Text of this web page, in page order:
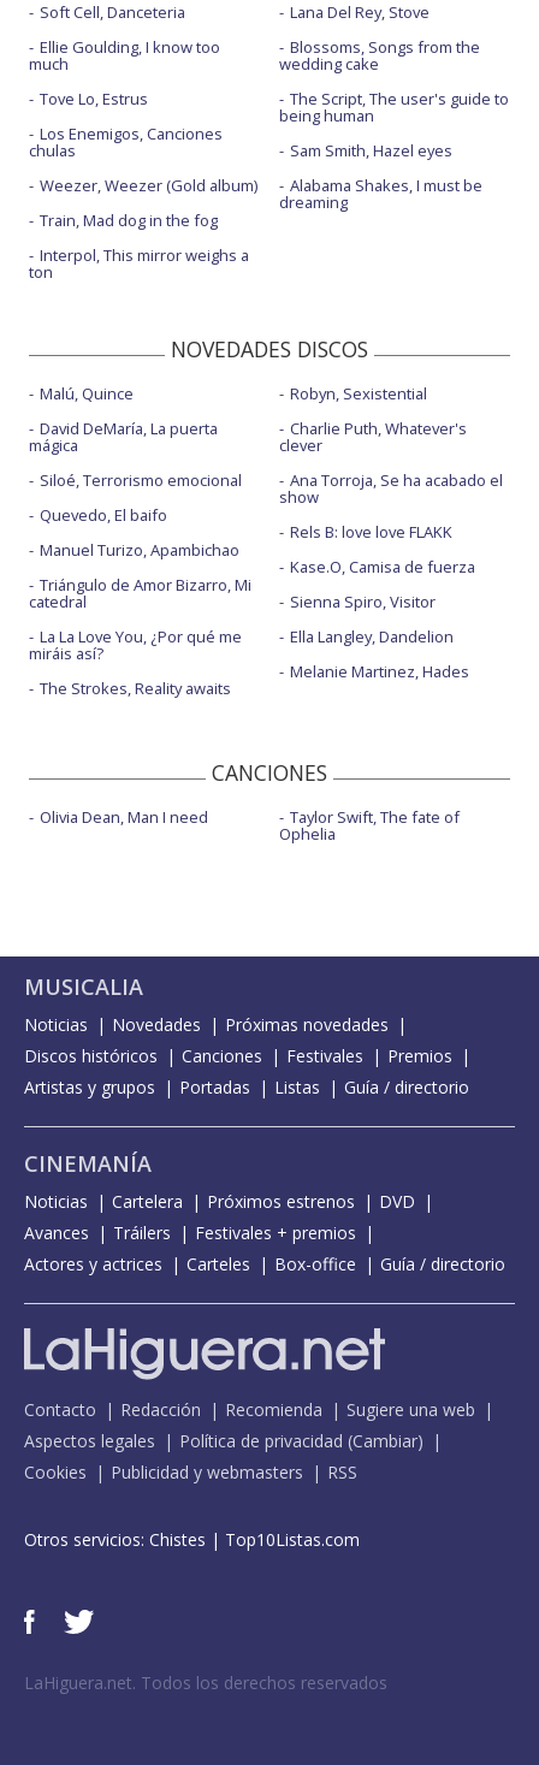
Soft Cell, Danceteria
Ellie Goulding, I know too
much
Tove Lo, Estrus
Los Enemigos, Canciones
chulas
Weezer, Weezer (Gold album)
Train, Mad dog in the fog
Interpol, This mirror weighs a
ton
Lana Del Rey, Stove
Blossoms, Songs from the
wedding cake
The Script, The user's guide to
being human
Sam Smith, Hazel eyes
Alabama Shakes, I must be
dreaming
NOVEDADES DISCOS
Malú, Quince
David DeMaría, La puerta
mágica
Siloé, Terrorismo emocional
Quevedo, El baifo
Manuel Turizo, Apambichao
Triángulo de Amor Bizarro, Mi
catedral
La La Love You, ¿Por qué me
miráis así?
The Strokes, Reality awaits
Robyn, Sexistential
Charlie Puth, Whatever's
clever
Ana Torroja, Se ha acabado el
show
Rels B: love love FLAKK
Kase.O, Camisa de fuerza
Sienna Spiro, Visitor
Ella Langley, Dandelion
Melanie Martinez, Hades
CANCIONES
Olivia Dean, Man I need Taylor Swift, The fate of
Ophelia
MUSICALIA
Noticias Novedades
Próximas novedades
Discos históricos
Canciones Festivales
Premios
Artistas y grupos
Portadas Listas Guía / directorio
CINEMANÍA
Noticias Cartelera Próximos estrenos
DVD
Avances
Tráilers
Festivales + premios
Actores y actrices
Carteles Box-office Guía / directorio
Contacto Redacción Recomienda
Sugiere una web
Aspectos legales
Política de privacidad (Cambiar)
Cookies
Publicidad y webmasters RSS
Otros servicios: Chistes | Top10Listas.com
LaHiguera.net. Todos los derechos reservados